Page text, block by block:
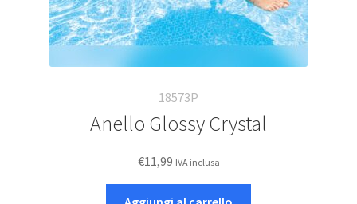
18573P
Anello Glossy Crystal
€11,99 IVA inclusa